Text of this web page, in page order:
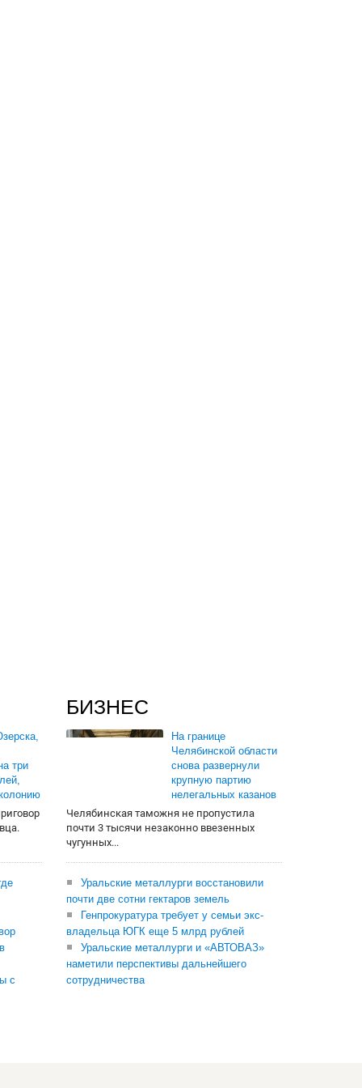
три
с
БИЗНЕС
На границе
Челябинской области
снова развернули
крупную партию
нелегальных казанов
Челябинская таможня не пропустила
почти 3 тысячи незаконно ввезенных
чугунных...
Уральские металлурги восстановили
почти две сотни гектаров земель
Генпрокуратура требует у семьи экс-
владельца ЮГК еще 5 млрд рублей
Уральские металлурги и «АВТОВАЗ»
наметили перспективы дальнейшего
сотрудничества